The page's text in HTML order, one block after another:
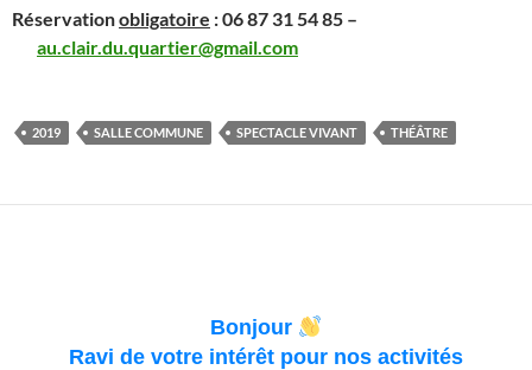
Réservationobligatoire : 06 87 31 54 85 –
au.clair.du.quartier@gmail.com
2019 SALLE COMMUNE SPECTACLE VIVANT THÉÂTRE
Bonjour
Ravi de votre intérêt pour nos activités